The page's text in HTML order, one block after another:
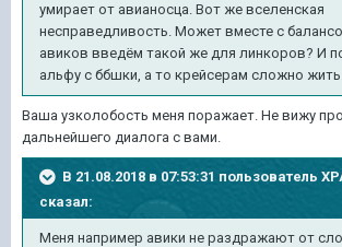
умирает от авианосца. Вот же вселенская
несправедливость. Может вместе с
авиков введём такой же для линкоров? И
альфу с ббшки, а то крейсерам сложно
Ваша узколобость меня поражает. Не вижу
дальнейшего диалога с вами.
В 21.08.2018 в 07:53:31 пользователь
сказал:
Меня например авики не раздражают от